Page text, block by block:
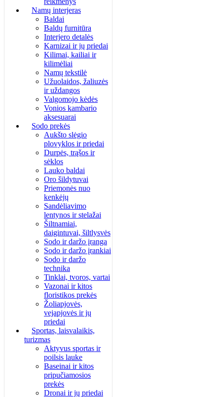
Namų interjeras
Baldai
Baldų furnitūra
Interjero detalės
Karnizai ir jų priedai
Kilimai, kailiai ir
kilimėliai
Namų tekstilė
Užuolaidos, žaliuzės
ir uždangos
Valgomojo kėdės
Vonios kambario
aksesuarai
Sodo prekės
Aukšto slėgio
plovyklos ir priedai
Durpės, trąšos ir
sėklos
Lauko baldai
Oro šildytuvai
Priemonės nuo
kenkėjų
Sandėliavimo
lentynos ir stelažai
Šiltnamiai,
daigintuvai, šiltlysvės
Sodo ir daržo įranga
Sodo ir daržo įrankiai
Sodo ir daržo
technika
Tinklai, tvoros, vartai
Vazonai ir kitos
floristikos prekės
Žoliapjovės,
vejapjovės ir jų
priedai
Sportas, laisvalaikis,
turizmas
Aktyvus sportas ir
poilsis lauke
Baseinai ir kitos
pripučiamosios
prekės
Dronai ir jų priedai